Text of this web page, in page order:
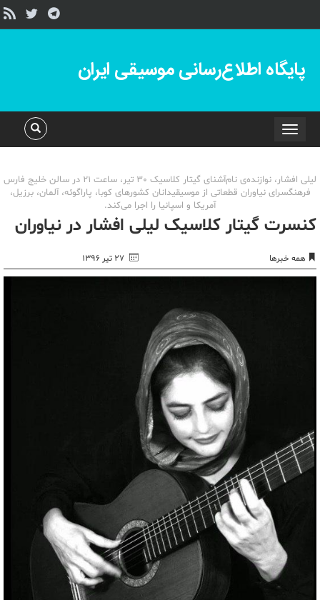
پایگاه اطلاع‌رسانی موسیقی ایران
Toggle
navigation
لیلی افشار، نوازنده‌ی نام‌آشنای گیتار کلاسیک 30 تیر‎، ساعت 21 در سالن خلیج فارس
فرهنگسرای نیاوران قطعاتی از موسیقیدانان کشورهای کوبا، پاراگوئه، آلمان، برزیل،
آمریکا و اسپانیا را اجرا می‌کند.
کنسرت گیتار کلاسیک لیلی افشار در نیاوران
همه خبرها ۲۷ تیر ۱۳۹۶